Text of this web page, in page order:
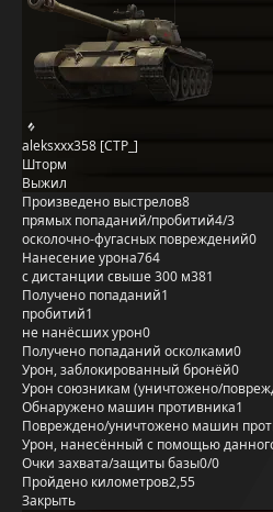
aleksxxx358 [CTP_]
Шторм
Выжил
Произведено выстрелов8
прямых попаданий/пробитий4/3
осколочно-фугасных повреждений0
Нанесение урона764
с дистанции свыше 300 м381
Получено попаданий1
пробитий1
не нанёсших урон0
Получено попаданий осколками0
Урон, заблокированный бронёй0
Урон союзникам (уничтожено/
Обнаружено машин противника1
Повреждено/уничтожено машин
Урон, нанесённый с помощью
Очки захвата/защиты базы0/0
Пройдено километров2,55
Закрыть